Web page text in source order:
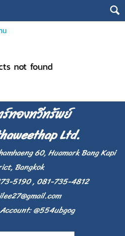
น
not found
ทองทวีทรัพย์
Ltd.
60, Huamark Bang Kapi
Bangkok
5190 , 081-735-4812
@554ubgog